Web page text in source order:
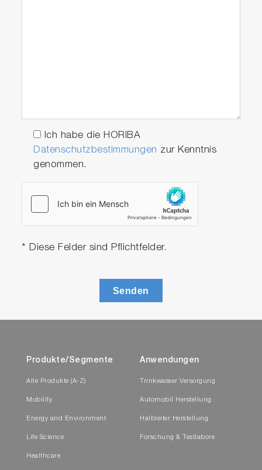
Ich habe die HORIBA
Datenschutzbestimmungen zur Kenntnis
genommen.
* Diese Felder sind Pflichtfelder.
Senden
Produkte/Segmente
Alle Produkte (A-Z)
Mobility
Energy and Environment
Life Science
Healthcare
Anwendungen
Trinkwasser Versorgung
Automobil Herstellung
Halbleiter Herstellung
Forschung & Testlabore